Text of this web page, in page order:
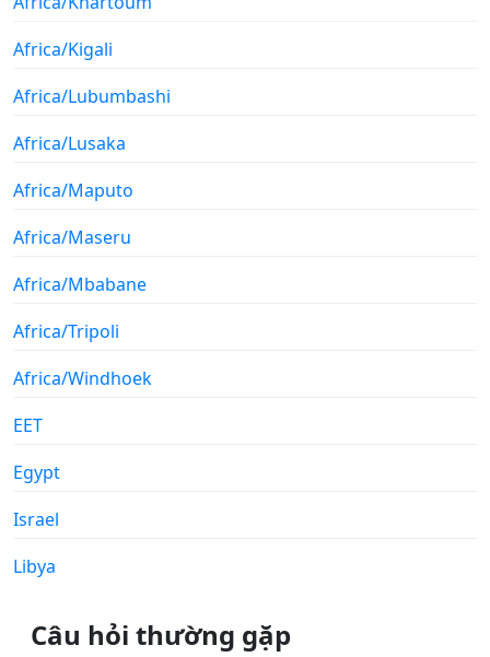
Africa/Kigali
Africa/Lubumbashi
Africa/Lusaka
Africa/Maputo
Africa/Maseru
Africa/Mbabane
Africa/Tripoli
Africa/Windhoek
EET
Egypt
Israel
Libya
Câu hỏi thường gặp